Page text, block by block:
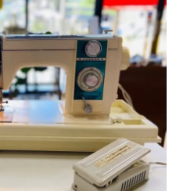
北
九
市
小
倉
南
区
の